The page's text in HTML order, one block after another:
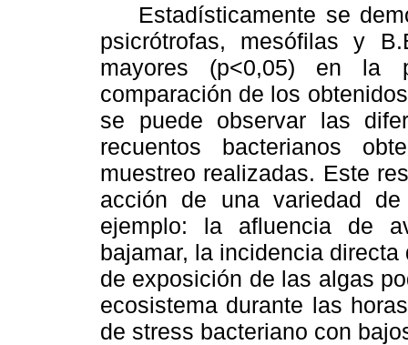
Estadísticamente se
psicrótrofas, mesófilas y
mayores (p<0,05) en la
comparación de los
se puede observar las
recuentos bacterianos
muestreo realizadas. Este
acción de una variedad
ejemplo: la afluencia de
bajamar, la incidencia
de exposición de las algas
ecosistema durante las
de stress bacteriano con